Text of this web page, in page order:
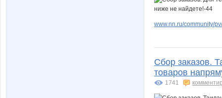
www.nn.ru/community/
Сбор заказов.
товаров
1741